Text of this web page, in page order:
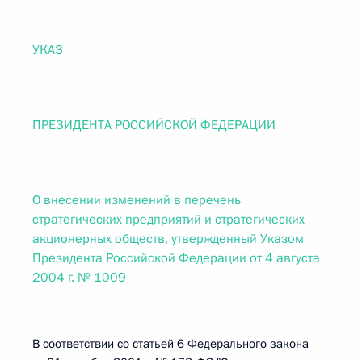
УКАЗ
ПРЕЗИДЕНТА РОССИЙСКОЙ ФЕДЕРАЦИИ
О внесении изменений в перечень
стратегических предприятий и стратегических
акционерных обществ, утвержденный Указом
Президента Российской Федерации от 4 августа
2004 г. № 1009
В соответствии со статьей 6 Федерального закона